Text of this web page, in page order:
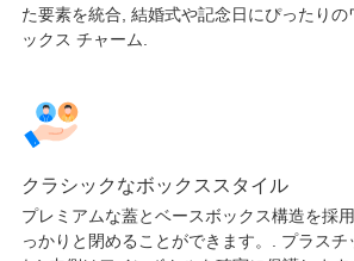
た要素を統合, 結婚式や記念日にぴったり
ックス チャーム.
クラシックなボックススタイル
プレミアムな蓋とベースボックス構造を採
っかりと閉めることができます。. プラス